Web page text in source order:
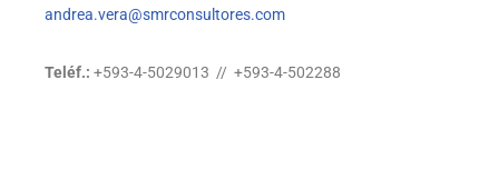
andrea.vera@smrconsultores.com
Teléf.: +593-4-5029013 // +593-4-502288